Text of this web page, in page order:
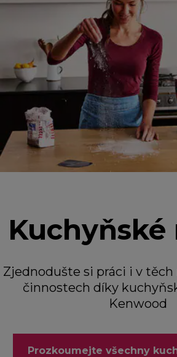
Zjednodušte si práci i v
činnostech díky
Kenwood
Prozkoumejte všechny